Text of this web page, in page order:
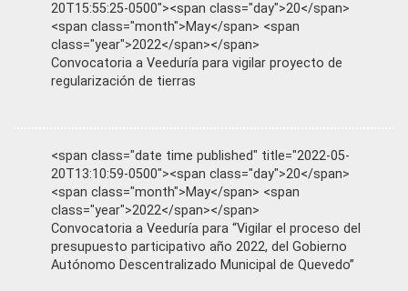
20T15:55:25-0500"><span class="day">20</span>
<span class="month">May</span> <span
class="year">2022</span></span>
Convocatoria a Veeduría para vigilar proyecto de
regularización de tierras
<span class="date time published" title="2022-05-
20T13:10:59-0500"><span class="day">20</span>
<span class="month">May</span> <span
class="year">2022</span></span>
Convocatoria a Veeduría para “Vigilar el proceso del
presupuesto participativo año 2022, del Gobierno
Autónomo Descentralizado Municipal de Quevedo”